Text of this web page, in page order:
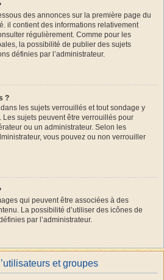
des annonces sur la première page du
il contient des informations relativement
régulièrement. Comme pour les
la possibilité de publier des sujets
définies par l’administrateur.
?
les sujets verrouillés et tout sondage y
Les sujets peuvent être verrouillés pour
ou un administrateur. Selon les
vous pouvez ou non verrouiller
qui peuvent être associées à des
La possibilité d’utiliser des icônes de
par l’administrateur.
et groupes